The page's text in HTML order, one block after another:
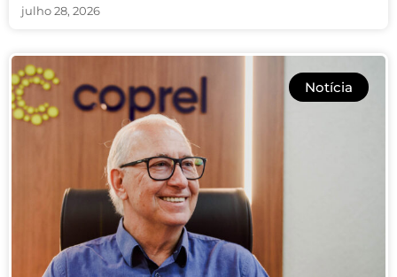
julho 28, 2026
Notícia